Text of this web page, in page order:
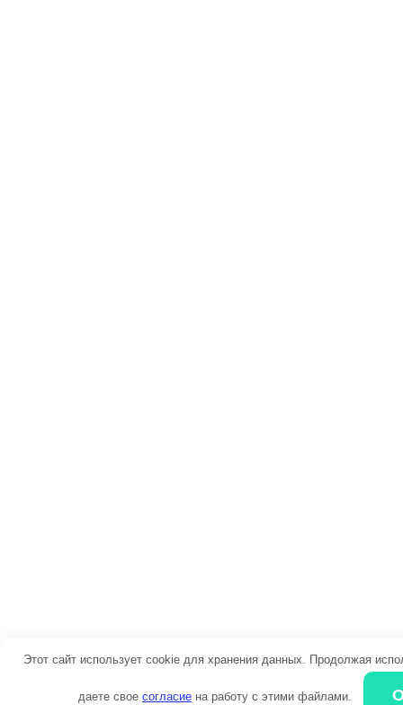
Этот сайт использует cookie для хранения данных. Продолжая
даете свое согласие на работу с этими файлами.